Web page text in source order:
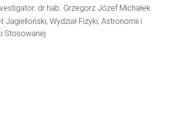
dr hab. Grzegorz Józef Michałek
Jagielloński, Wydział Fizyki, Astronomii i
Stosowanej